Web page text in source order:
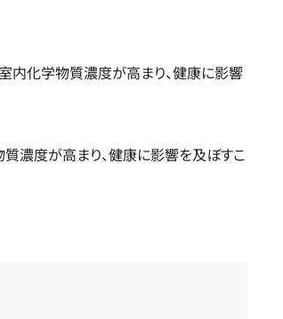
内化学物質濃度が高まり、健康に影響
濃度が高まり、健康に影響を及ぼすこ